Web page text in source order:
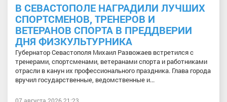
В СЕВАСТОПОЛЕ НАГРАДИЛИ ЛУЧШИХ
СПОРТСМЕНОВ, ТРЕНЕРОВ И
ВЕТЕРАНОВ СПОРТА В ПРЕДДВЕРИИ
ДНЯ ФИЗКУЛЬТУРНИКА
Губернатор Севастополя Михаил Развожаев встретился с
тренерами, спортсменами, ветеранами спорта и работниками
отрасли в канун их профессионального праздника. Глава города
вручил государственные, ведомственные и...
07 августа 2026 21:23